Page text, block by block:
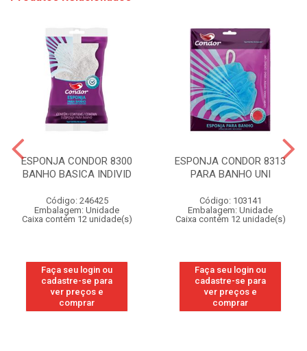
ESPONJA CONDOR 8300
BANHO BASICA INDIVID
Código: 246425
Embalagem: Unidade
Caixa contém 12 unidade(s)
Faça seu login ou
cadastre-se para
ver preços e
comprar
ESPONJA CONDOR 8313
PARA BANHO UNI
Código: 103141
Embalagem: Unidade
Caixa contém 12 unidade(s)
Faça seu login ou
cadastre-se para
ver preços e
comprar